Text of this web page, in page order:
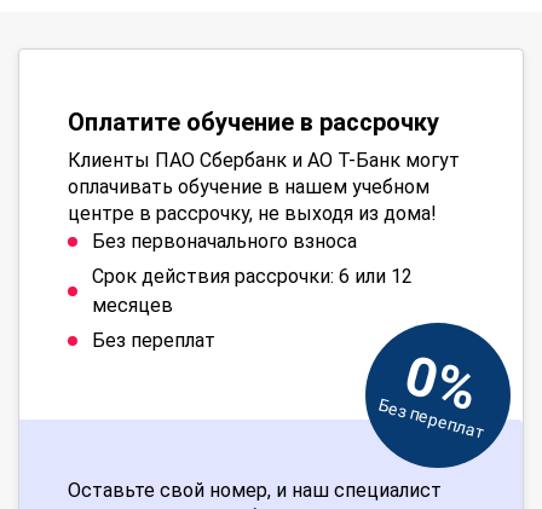
Оплатите обучение в рассрочку
Клиенты ПАО Сбербанк и АО Т-Банк могут
оплачивать обучение в нашем учебном
центре в рассрочку, не выходя из дома!
Без первоначального взноса
Срок действия рассрочки: 6 или 12
месяцев
Без переплат
0%
Без переплат
Оставьте свой номер, и наш специалист